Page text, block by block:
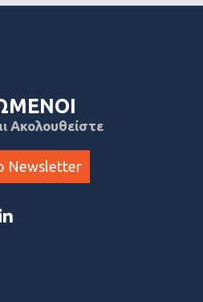
Ακολουθείστε
Newsletter